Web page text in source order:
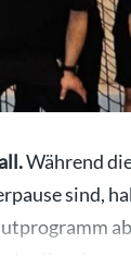
Während
sind,